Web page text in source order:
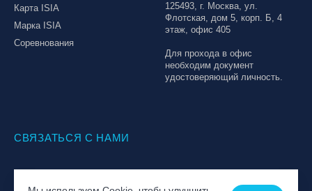
Карта ISIA
Марка ISIA
Соревнования
125493, г. Москва, ул.
Флотская, дом 5, корп. Б, 4
этаж, офис 405
Для прохода в офис
необходим документ
удостоверяющий личность.
СВЯЗАТЬСЯ С НАМИ